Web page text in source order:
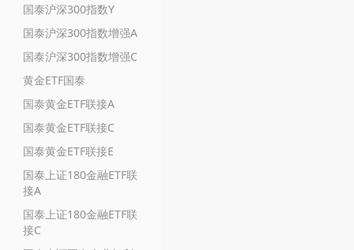
国泰沪深300指数Y
国泰沪深300指数增强A
国泰沪深300指数增强C
黄金ETF国泰
国泰黄金ETF联接A
国泰黄金ETF联接C
国泰黄金ETF联接E
国泰上证180金融ETF联
接A
国泰上证180金融ETF联
接C